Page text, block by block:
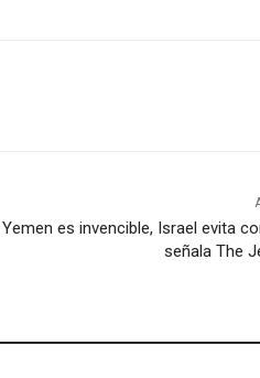
Yemen es invencible, Israel evita
señala The